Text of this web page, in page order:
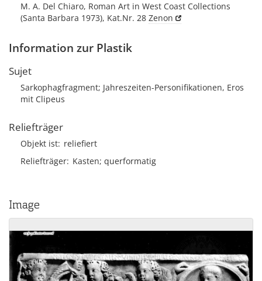
M. A. Del Chiaro, Roman Art in West Coast Collections
(Santa Barbara 1973), Kat.Nr. 28 Zenon
Information zur Plastik
Sujet
Sarkophagfragment; Jahreszeiten-Personifikationen, Eros
mit Clipeus
Reliefträger
Objekt ist reliefiert
Reliefträger Kasten; querformatig
Image